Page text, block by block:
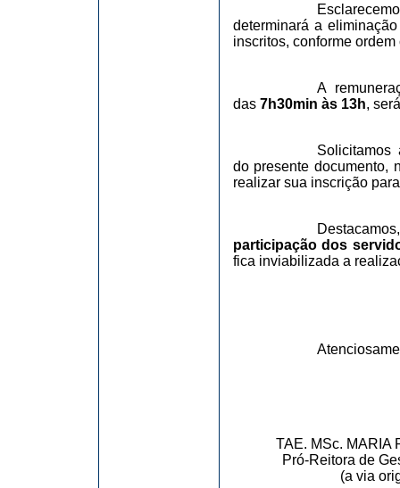
determinará a
inscritos, conforme
A
das 7h30min às 13h,
Solicitamos
do presente documento,
realizar sua inscrição
participação dos
fica inviabilizada a
TAE. MSc. MARIA
Pró-Reitora de
(a via